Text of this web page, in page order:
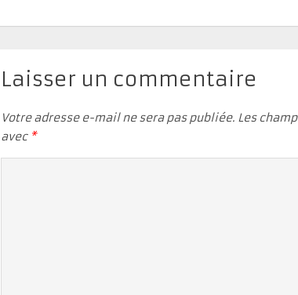
Laisser un commentaire
Votre adresse e-mail ne sera pas publiée. Les
avec *